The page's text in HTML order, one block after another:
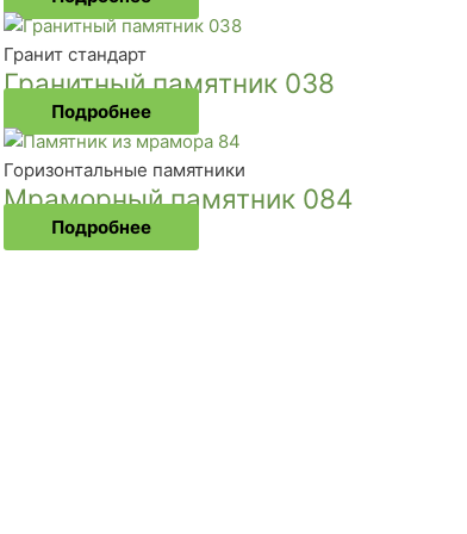
Гранит стандарт
Гранитный памятник 038
Подробнее
Горизонтальные памятники
Мраморный памятник 084
Подробнее